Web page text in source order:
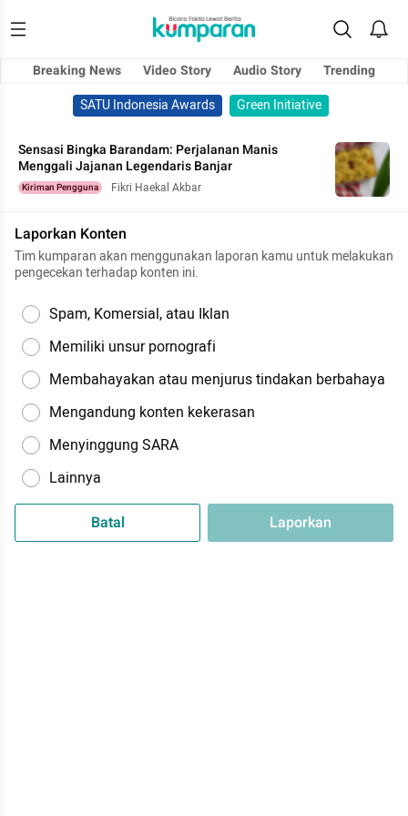
Breaking News Video Story Audio Story
Trending
SATU Indonesia Awards
Green Initiative
Sensasi Bingka Barandam: Perjalanan Manis
Menggali Jajanan Legendaris Banjar
Kiriman Pengguna Fikri Haekal Akbar
Laporkan Konten
Tim kumparan akan menggunakan laporan kamu untuk melakukan
pengecekan terhadap konten ini.
Spam, Komersial, atau Iklan
Memiliki unsur pornografi
Membahayakan atau menjurus tindakan berbahaya
Mengandung konten kekerasan
Menyinggung SARA
Lainnya
Batal Laporkan